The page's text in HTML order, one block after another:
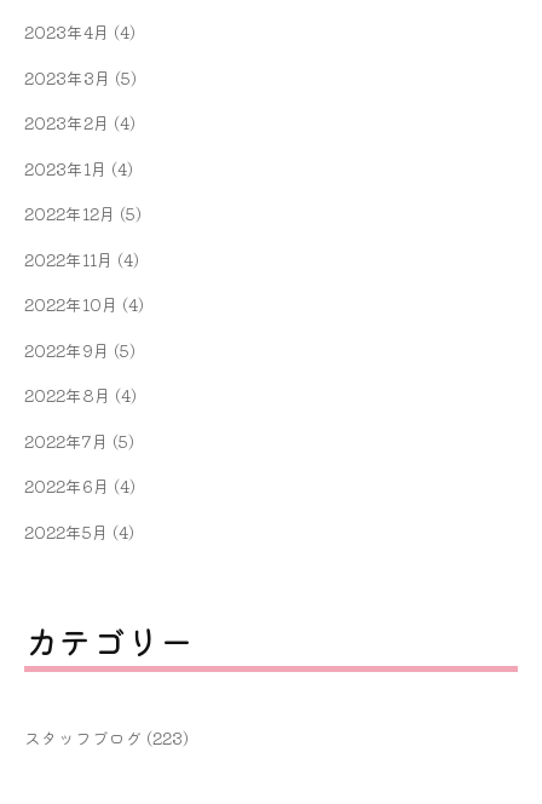
2023年4月 (4)
2023年3月 (5)
2023年2月 (4)
2023年1月 (4)
2022年12月 (5)
2022年11月 (4)
2022年10月 (4)
2022年9月 (5)
2022年8月 (4)
2022年7月 (5)
2022年6月 (4)
2022年5月 (4)
カテゴリー
スタッフブログ (223)